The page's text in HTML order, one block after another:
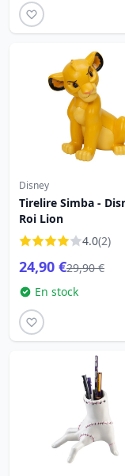
Disney
Tirelire Simba -
Roi Lion
4.0(2)
24,90 €29,90 €
En stock